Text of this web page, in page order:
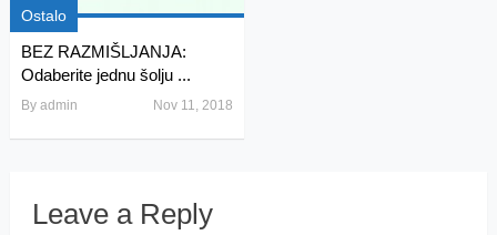
Ostalo
BEZ RAZMIŠLJANJA:
Odaberite jednu šolju ...
By admin Nov 11, 2018
Leave a Reply